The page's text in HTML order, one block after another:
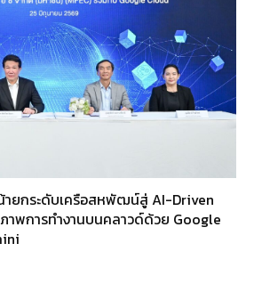
น้ายกระดับเครือสหพัฒน์สู่ AI-Driven
าพการทำงานบนคลาวด์ด้วย Google